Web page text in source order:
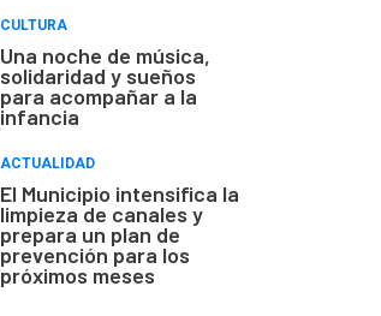
CULTURA
Una noche de música,
solidaridad y sueños
para acompañar a la
infancia
ACTUALIDAD
El Municipio intensifica la
limpieza de canales y
prepara un plan de
prevención para los
próximos meses